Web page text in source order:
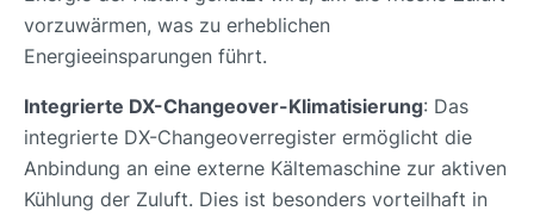
vorzuwärmen, was zu erheblichen
Energieeinsparungen führt.
Integrierte DX-Changeover-Klimatisierung: Das
integrierte DX-Changeoverregister ermöglicht die
Anbindung an eine externe Kältemaschine zur aktiven
Kühlung der Zuluft. Dies ist besonders vorteilhaft in